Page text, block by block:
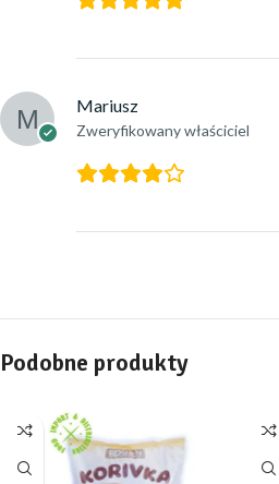
Mariusz
Zweryfikowany właściciel
Podobne produkty